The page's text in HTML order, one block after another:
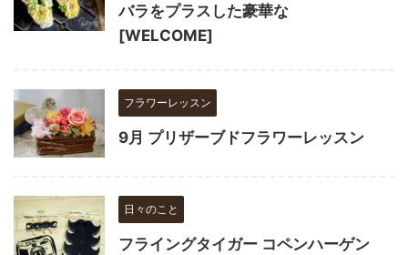
バラをプラスした豪華な
[WELCOME]
フラワーレッスン
9月 プリザーブドフラワーレッスン
日々のこと
フライングタイガー コペンハーゲン